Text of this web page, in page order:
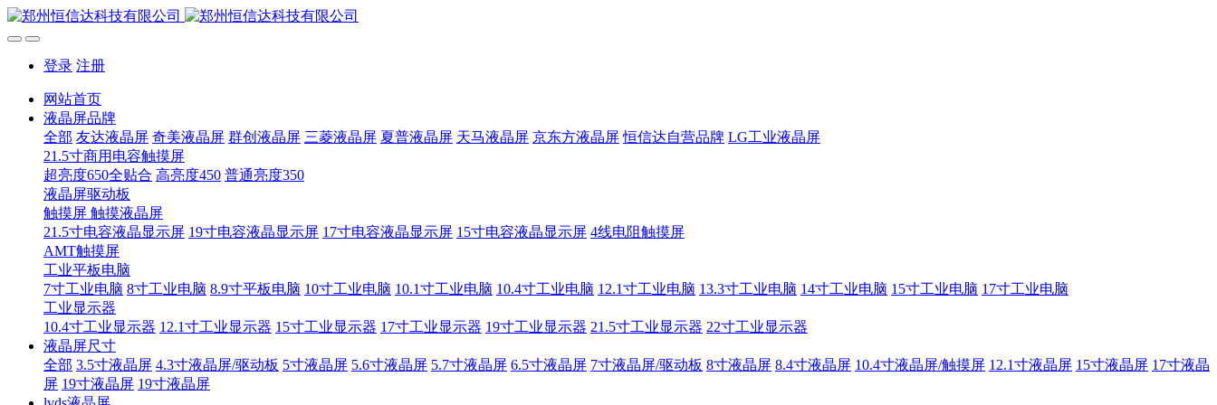
登录 注册
网站首页
液晶屏品牌
全部 友达液晶屏 奇美液晶屏 群创液晶屏 三菱液晶屏 夏普液晶屏 天马液晶屏 京东方液晶屏 恒信达自营品牌 LG工业液晶屏
21.5寸商用电容触摸屏
超亮度650全贴合 高亮度450 普通亮度350
液晶屏驱动板
触摸屏 触摸液晶屏
21.5寸电容液晶显示屏 19寸电容液晶显示屏 17寸电容液晶显示屏 15寸电容液晶显示屏 4线电阻触摸屏
AMT触摸屏
工业平板电脑
7寸工业电脑 8寸工业电脑 8.9寸平板电脑 10寸工业电脑 10.1寸工业电脑 10.4寸工业电脑 12.1寸工业电脑 13.3寸工业电脑 14寸工业电脑 15寸工业电脑 17寸工业电脑
工业显示器
10.4寸工业显示器 12.1寸工业显示器 15寸工业显示器 17寸工业显示器 19寸工业显示器 21.5寸工业显示器 22寸工业显示器
液晶屏尺寸
全部 3.5寸液晶屏 4.3寸液晶屏/驱动板 5寸液晶屏 5.6寸液晶屏 5.7寸液晶屏 6.5寸液晶屏 7寸液晶屏/驱动板 8寸液晶屏 8.4寸液晶屏 10.4寸液晶屏/触摸屏 12.1寸液晶屏 15寸液晶屏 17寸液晶
屏 19寸液晶屏 19寸液晶屏